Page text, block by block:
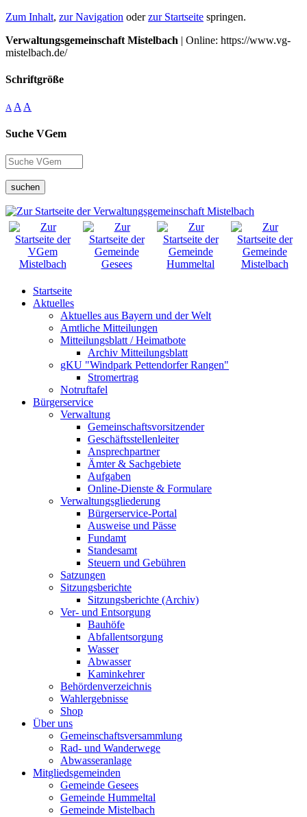
Zum Inhalt, zur Navigation oderzur Startseite springen.
Verwaltungsgemeinschaft Mistelbach | Online: https://www.vg-
mistelbach.de/
Schriftgröße
A A A
Suche VGem
suchen
Startseite
Aktuelles
Aktuelles aus Bayern und der Welt
Amtliche Mitteilungen
Mitteilungsblatt / Heimatbote
Archiv Mitteilungsblatt
gKU "Windpark Pettendorfer Rangen"
Stromertrag
Notruftafel
Bürgerservice
Verwaltung
Gemeinschaftsvorsitzender
Geschäftsstellenleiter
Ansprechpartner
Ämter & Sachgebiete
Aufgaben
Online-Dienste & Formulare
Verwaltungsgliederung
Bürgerservice-Portal
Ausweise und Pässe
Fundamt
Standesamt
Steuern und Gebühren
Satzungen
Sitzungsberichte
Sitzungsberichte (Archiv)
Ver- und Entsorgung
Bauhöfe
Abfallentsorgung
Wasser
Abwasser
Kaminkehrer
Behördenverzeichnis
Wahlergebnisse
Shop
Über uns
Gemeinschaftsversammlung
Rad- und Wanderwege
Abwasseranlage
Mitgliedsgemeinden
Gemeinde Gesees
Gemeinde Hummeltal
Gemeinde Mistelbach